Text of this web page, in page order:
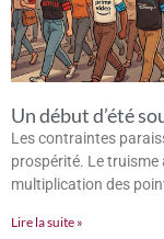
Un début d’été
Les contraintes
prospérité. Le truisme
multiplication des
Lire la suite »